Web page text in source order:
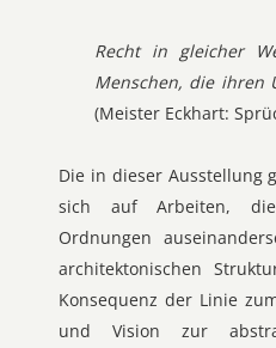
Recht in gleicher
Menschen, die ihren
(Meister Eckhart:
Die in dieser Ausstellung
sich auf Arbeiten,
Ordnungen
architektonischen
Konsequenz der Linie
und Vision zur